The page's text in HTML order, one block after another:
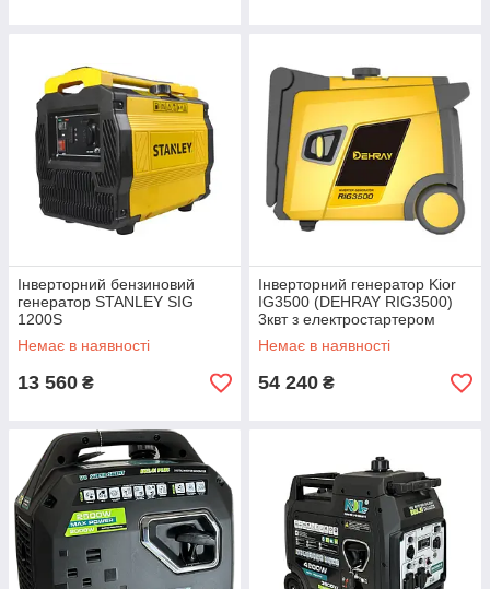
Інверторний бензиновий
генератор STANLEY SIG
1200S
Немає в наявності
13 560 ₴
Інверторний генератор Kior
IG3500 (DEHRAY RIG3500)
3квт з електростартером
Немає в наявності
54 240 ₴